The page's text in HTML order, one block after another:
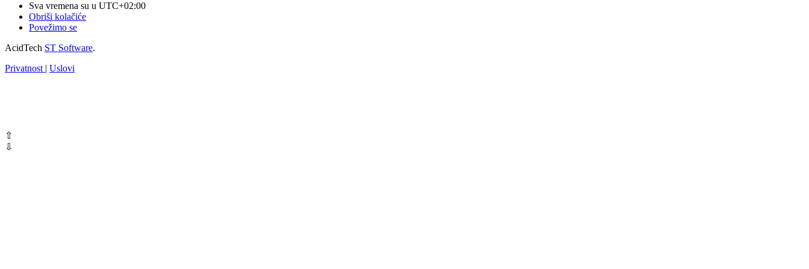
Sva vremena su u UTC+02:00
Obriši kolačiće
Povežimo se
AcidTech ST Software.
Privatnost | Uslovi
⇧
⇩